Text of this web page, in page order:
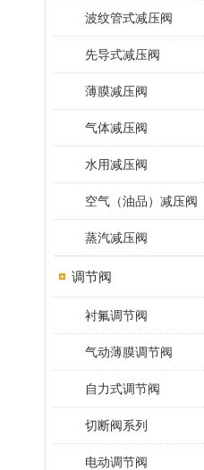
波纹管式减压阀
先导式减压阀
薄膜减压阀
气体减压阀
水用减压阀
空气（油品）减压阀
蒸汽减压阀
调节阀
衬氟调节阀
气动薄膜调节阀
自力式调节阀
切断阀系列
电动调节阀